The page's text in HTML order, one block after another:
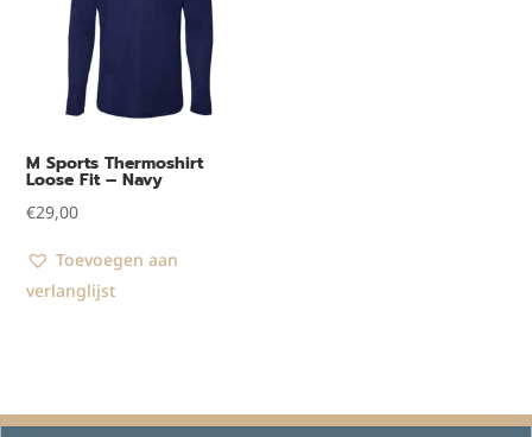
M Sports Thermoshirt
Loose Fit – Navy
€29,00
Toevoegen aan
verlanglijst